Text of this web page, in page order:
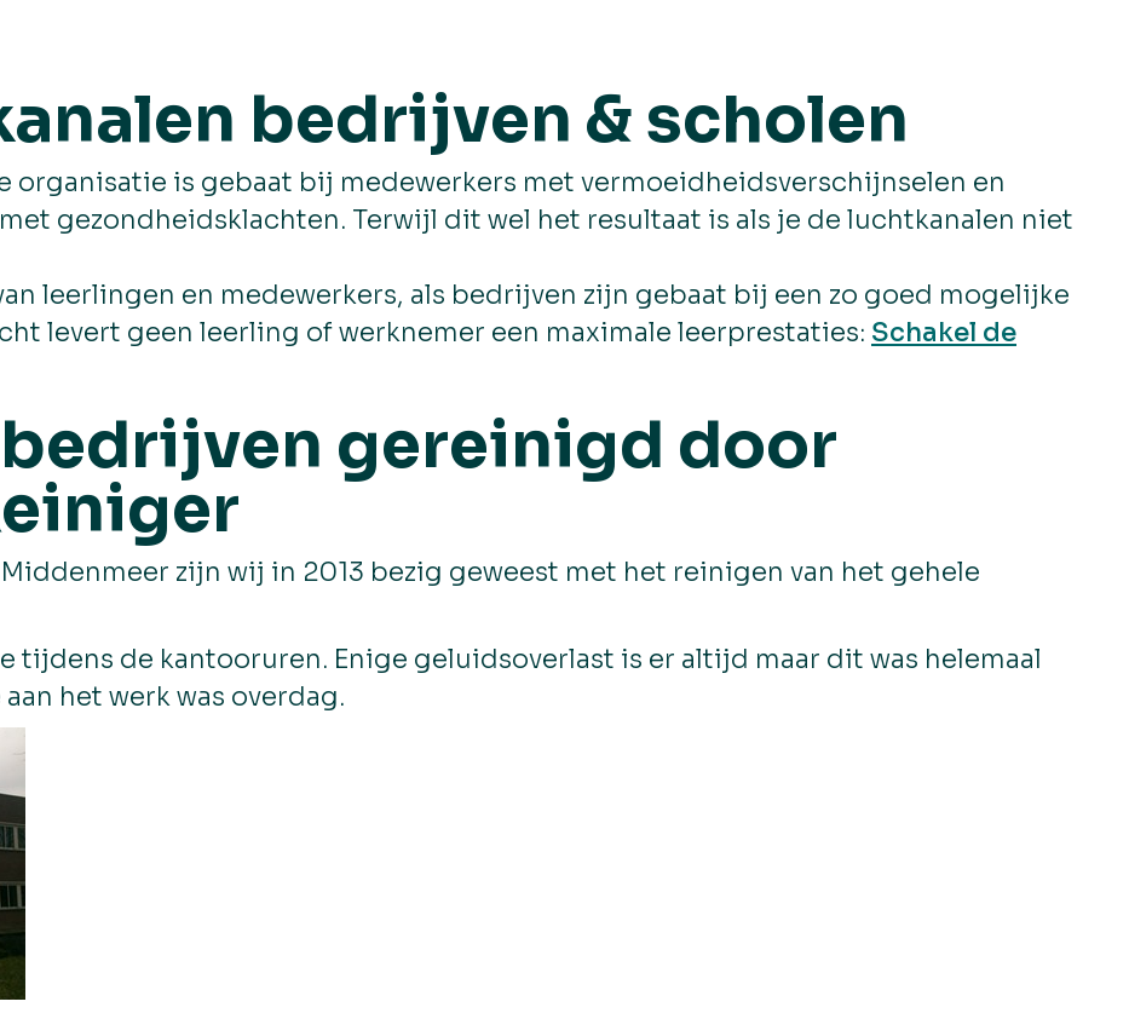
bedrijven & scholen
organisatie is gebaat bij medewerkers met vermoeidheidsverschijnselen en
gezondheidsklachten. Terwijl dit wel het resultaat is als je de luchtkanalen niet
leerlingen en medewerkers, als bedrijven zijn gebaat bij een zo goed mogelijke
levert geen leerling of werknemer een maximale leerprestaties: Schakel de
gereinigd door
zijn wij in 2013 bezig geweest met het reinigen van het gehele
de kantooruren. Enige geluidsoverlast is er altijd maar dit was helemaal
het werk was overdag.